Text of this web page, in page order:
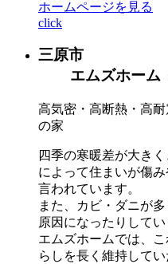
ホームページを見る
click
三原市
エムズホーム
高気密・高断熱・高耐
の家
四季の寒暖差が大き
によって住まいが傷
言われています。
また、カビ・ダニが
原因になったりしてい
エムズホームでは、
らしを長く維持して